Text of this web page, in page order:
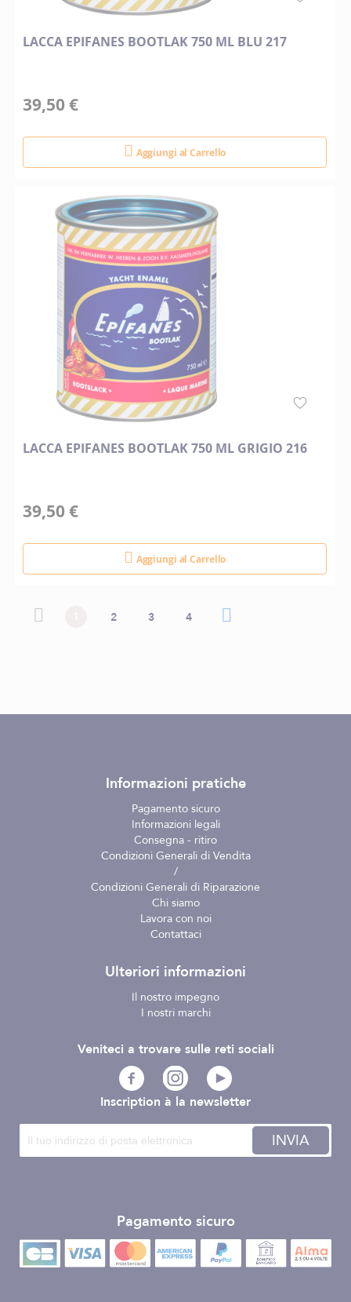
LACCA EPIFANES BOOTLAK 750 ML BLU 217
39,50 €
Aggiungi al Carrello
LACCA EPIFANES BOOTLAK 750 ML GRIGIO 216
39,50 €
Aggiungi al Carrello
Pagina Pagina precedente
Attualmente stai leggendo la pagina
Pagina
2 Pagina
3 Pagina
4
Informazioni pratiche
Pagamento sicuro
Informazioni legali
Consegna - ritiro
Condizioni Generali di Vendita
/
Condizioni Generali di Riparazione
Chi siamo
Lavora con noi
Contattaci
Ulteriori informazioni
Il nostro impegno
I nostri marchi
Inscription à la newsletter
INVIA
Pagamento sicuro
Veniteci a trovare sulle reti sociali